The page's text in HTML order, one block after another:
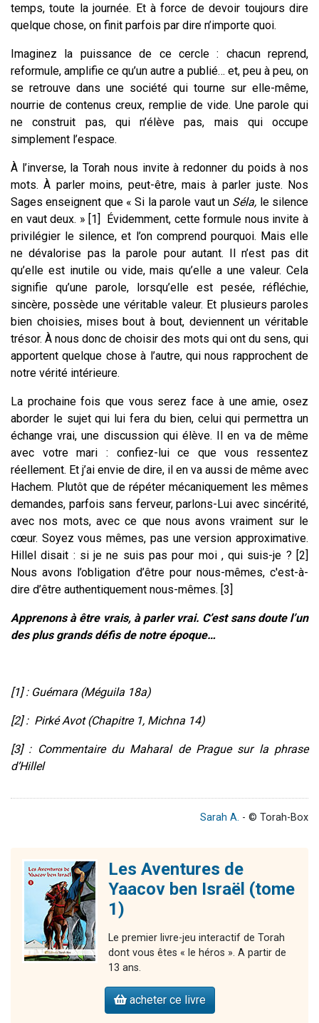
temps, toute la journée. Et à force de devoir toujours dire
quelque chose, on finit parfois par dire n’importe quoi.
Imaginez la puissance de ce cercle : chacun reprend,
reformule, amplifie ce qu’un autre a publié… et, peu à peu, on
se retrouve dans une société qui tourne sur elle-même,
nourrie de contenus creux, remplie de vide. Une parole qui
ne construit pas, qui n’élève pas, mais qui occupe
simplement l’espace.
À l’inverse, la Torah nous invite à redonner du poids à nos
mots. À parler moins, peut-être, mais à parler juste. Nos
Sages enseignent que « Si la parole vaut un Séla, le silence
en vaut deux. » [1] Évidemment, cette formule nous invite à
privilégier le silence, et l’on comprend pourquoi. Mais elle
ne dévalorise pas la parole pour autant. Il n’est pas dit
qu’elle est inutile ou vide, mais qu’elle a une valeur. Cela
signifie qu’une parole, lorsqu’elle est pesée, réfléchie,
sincère, possède une véritable valeur. Et plusieurs paroles
bien choisies, mises bout à bout, deviennent un véritable
trésor. À nous donc de choisir des mots qui ont du sens, qui
apportent quelque chose à l’autre, qui nous rapprochent de
notre vérité intérieure.
La prochaine fois que vous serez face à une amie, osez
aborder le sujet qui lui fera du bien, celui qui permettra un
échange vrai, une discussion qui élève. Il en va de même
avec votre mari : confiez-lui ce que vous ressentez
réellement. Et j’ai envie de dire, il en va aussi de même avec
Hachem. Plutôt que de répéter mécaniquement les mêmes
demandes, parfois sans ferveur, parlons-Lui avec sincérité,
avec nos mots, avec ce que nous avons vraiment sur le
cœur. Soyez vous mêmes, pas une version approximative.
Hillel disait : si je ne suis pas pour moi , qui suis-je ? [2]
Nous avons l’obligation d’être pour nous-mêmes, c'est-à-
dire d’être authentiquement nous-mêmes. [3]
Apprenons à être vrais, à parler vrai. C’est sans doute l’un
des plus grands défis de notre époque…
[1] : Guémara (Méguila 18a)
[2] : Pirké Avot (Chapitre 1, Michna 14)
[3] : Commentaire du Maharal de Prague sur la phrase
d’Hillel
Sarah A. - © Torah-Box
Les Aventures de
Yaacov ben Israël (tome
1)
Le premier livre-jeu interactif de Torah
dont vous êtes « le héros ». A partir de
13 ans.
acheter ce livre